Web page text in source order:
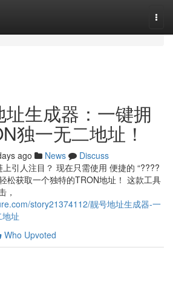
生成器：一键拥
独一无二地址！
ago News
Discuss
引人注目？ 现在只需使用 便捷的 “????
松获取一个独特的TRON地址！ 这款工具
，
story21374112/靓号地址生成器-一
址
Who Upvoted